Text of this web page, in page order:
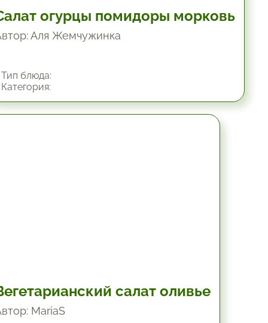
огурцы помидоры морковь
Аля Жемчужинка
блюда:
салат оливье
MariaS